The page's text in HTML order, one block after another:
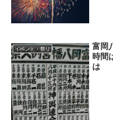
イベント・祭り
富岡
時間
は